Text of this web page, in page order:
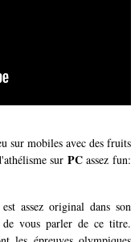
sur mobiles avec des fruits
sur PCassez fun:
assez original dans son
vous parler de ce titre.